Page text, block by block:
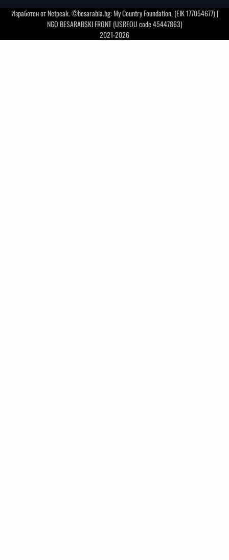
Изработен отNetpeak. ©besarabia.bg: My Country Foundation, (EIK 177054677) |
NGO BESARABSKI FRONT (USREOU code 45447863)
2021-2026